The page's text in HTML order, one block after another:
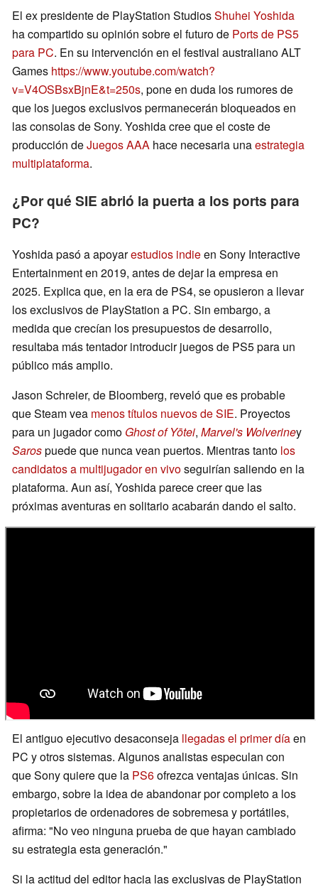
El ex presidente de PlayStation StudiosShuhei Yoshida
ha compartido su opinión sobre el futuro de Ports de PS5
para PC. En su intervención en el festival australiano ALT
Games https://www.youtube.com/watch?
v=V4OSBsxBjnE&t=250s, pone en duda los rumores de
que los juegos exclusivos permanecerán bloqueados en
las consolas de Sony. Yoshida cree que el coste de
producción deJuegos AAA hace necesaria unaestrategia
multiplataforma.
¿Por qué SIE abrió la puerta a los ports para
PC?
Yoshida pasó a apoyarestudios indieen Sony Interactive
Entertainment en 2019, antes de dejar la empresa en
2025. Explica que, en la era de PS4, se opusieron a llevar
los exclusivos de PlayStation a PC. Sin embargo, a
medida que crecían los presupuestos de desarrollo,
resultaba más tentador introducir juegos de PS5 para un
público más amplio.
Jason Schreier, de Bloomberg, reveló que es probable
que Steam vea menos títulos nuevos de SIE. Proyectos
para un jugador como Ghost of Yōtei, Marvel's Wolveriney
Sarospuede que nunca vean puertos. Mientras tanto los
candidatos a multijugador en vivoseguirían saliendo en la
plataforma. Aun así, Yoshida parece creer que las
próximas aventuras en solitario acabarán dando el salto.
El antiguo ejecutivo desaconseja llegadas el primer díaen
PC y otros sistemas. Algunos analistas especulan con
que Sony quiere que la PS6ofrezca ventajas únicas. Sin
embargo, sobre la idea de abandonar por completo a los
propietarios de ordenadores de sobremesa y portátiles,
afirma: "No veo ninguna prueba de que hayan cambiado
su estrategia esta generación."
Si la actitud del editor hacia las exclusivas de PlayStation